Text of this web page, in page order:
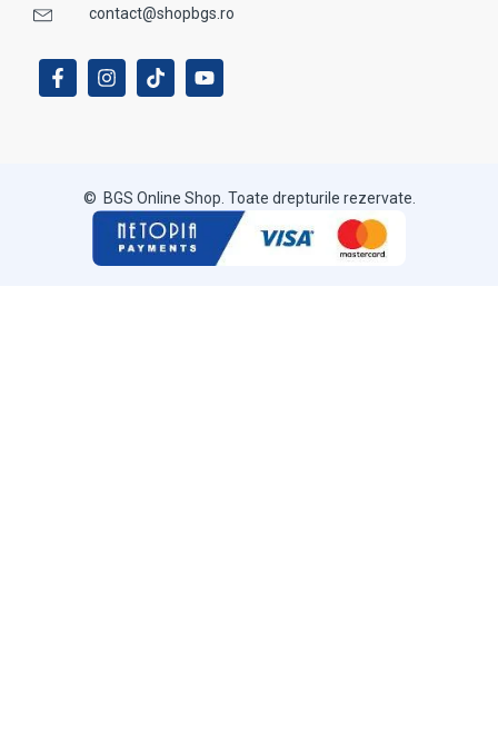
contact@shopbgs.ro
© BGS Online Shop. Toate drepturile rezervate.